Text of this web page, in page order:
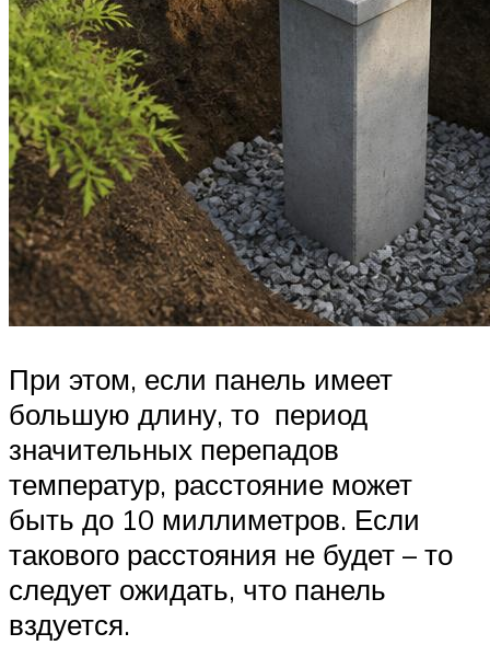
При этом, если панель имеет
большую длину, то период
значительных перепадов
температур, расстояние может
быть до 10 миллиметров. Если
такового расстояния не будет – то
следует ожидать, что панель
вздуется.